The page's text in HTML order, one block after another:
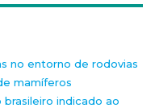
no entorno de rodovias
mamíferos
indicado ao